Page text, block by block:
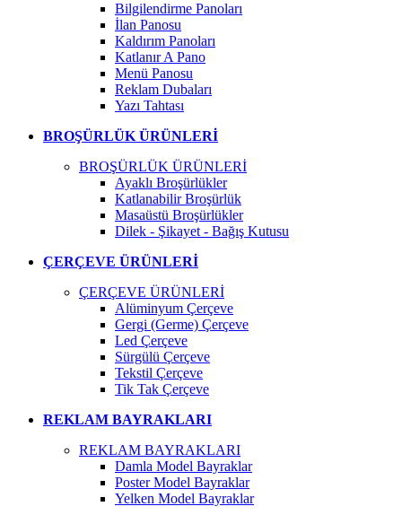
Bilgilendirme Panoları
İlan Panosu
Kaldırım Panoları
Katlanır A Pano
Menü Panosu
Reklam Dubaları
Yazı Tahtası
BROŞÜRLÜK ÜRÜNLERİ
BROŞÜRLÜK ÜRÜNLERİ
Ayaklı Broşürlükler
Katlanabilir Broşürlük
Masaüstü Broşürlükler
Dilek - Şikayet - Bağış Kutusu
ÇERÇEVE ÜRÜNLERİ
ÇERÇEVE ÜRÜNLERİ
Alüminyum Çerçeve
Gergi (Germe) Çerçeve
Led Çerçeve
Sürgülü Çerçeve
Tekstil Çerçeve
Tik Tak Çerçeve
REKLAM BAYRAKLARI
REKLAM BAYRAKLARI
Damla Model Bayraklar
Poster Model Bayraklar
Yelken Model Bayraklar